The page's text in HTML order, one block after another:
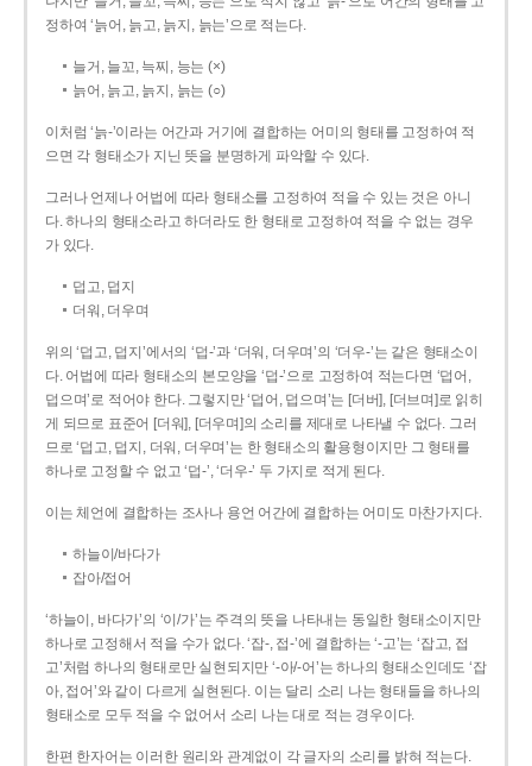
정하여 ‘늙어, 늙고, 늙지, 늙는’으로 적는다.
늘거, 늘꼬, 늑찌, 능는 (×)
늙어, 늙고, 늙지, 늙는 (○)
이처럼 ‘늙-­’이라는 어간과 거기에 결합하는 어미의 형태를 고정하여 적
으면 각 형태소가 지닌 뜻을 분명하게 파악할 수 있다.
그러나 언제나 어법에 따라 형태소를 고정하여 적을 수 있는 것은 아니
다. 하나의 형태소라고 하더라도 한 형태로 고정하여 적을 수 없는 경우
가 있다.
덥고, 덥지
더워, 더우며
위의 ‘덥고, 덥지’에서의 ‘덥-­’과 ‘더워, 더우며’의 ‘더우-­’는 같은 형태소이
다. 어법에 따라 형태소의 본모양을 ‘덥-­’으로 고정하여 적는다면 ‘덥어,
덥으며’로 적어야 한다. 그렇지만 ‘덥어, 덥으며’는 [더버], [더브며]로 읽히
게 되므로 표준어 [더워], [더우며]의 소리를 제대로 나타낼 수 없다. 그러
므로 ‘덥고, 덥지, 더워, 더우며’는 한 형태소의 활용형이지만 그 형태를
하나로 고정할 수 없고 ‘덥-’, ‘더우-’ 두 가지로 적게 된다.
이는 체언에 결합하는 조사나 용언 어간에 결합하는 어미도 마찬가지다.
하늘이/바다가
잡아/접어
‘하늘이, 바다가’의 ‘이/가’는 주격의 뜻을 나타내는 동일한 형태소이지만
하나로 고정해서 적을 수가 없다. ‘잡-, 접-’에 결합하는 ‘-고’는 ‘잡고, 접
고’처럼 하나의 형태로만 실현되지만 ‘-아/-어’는 하나의 형태소인데도 ‘잡
아, 접어’와 같이 다르게 실현된다. 이는 달리 소리 나는 형태들을 하나의
형태소로 모두 적을 수 없어서 소리 나는 대로 적는 경우이다.
한편 한자어는 이러한 원리와 관계없이 각 글자의 소리를 밝혀 적는다.